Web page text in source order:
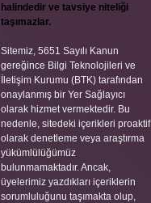
halindedir ve tavsiye niteliği
taşımazlar.
Sitemiz, 5651 Sayılı Kanun
gereğince Bilgi Teknolojileri ve
İletişim Kurumu (BTK) tarafından
onaylanmış bir Yer Sağlayıcı
olarak hizmet vermektedir. Bu
nedenle, sitedeki içerikleri proaktif
olarak denetleme veya araştırma
yükümlülüğümüz
bulunmamaktadır. Ancak,
üyelerimiz yazdıkları içeriklerin
sorumluluğunu taşımakta olup,